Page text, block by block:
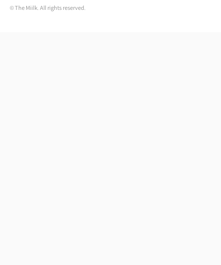
© The Miilk. All rights reserved.